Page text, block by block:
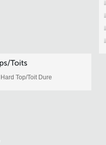
Hard Top/Toit Dure